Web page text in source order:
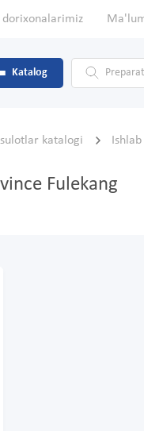
dorixonalarimiz
Katalog
katalogi
Fulekang